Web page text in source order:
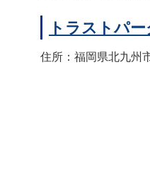
トラストパ
住所：福岡県北九州